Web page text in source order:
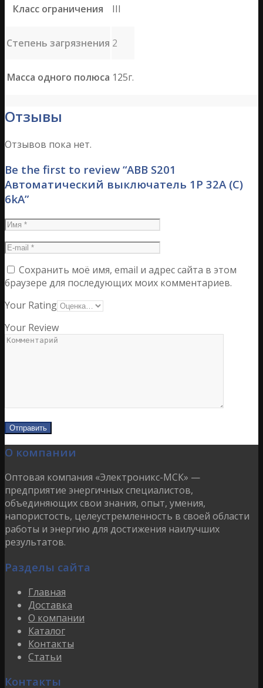
Класс ограничения III
Степень загрязнения 2
Масса одного полюса 125г.
Отзывы
Отзывов пока нет.
Be the first to review “ABB S201
Автоматический выключатель 1P 32А (С)
6kA”
Сохранить моё имя, email и адрес сайта в этом
браузере для последующих моих комментариев.
Your Rating
Your Review
О компании
Оптовая компания «Электроникс-МСК» —
предприятие энергичных специалистов,
объединяющих свои знания, опыт, умения,
напористость, целеустремленность в своей области
работы и энергию для достижения наилучших
результатов.
Разделы сайта
Главная
Доставка
О компании
Каталог
Контакты
Статьи
Контакты